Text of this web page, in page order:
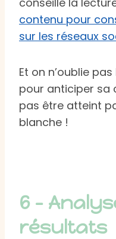
contenu pour
sur les réseaux
Et on n’oublie pas
pour anticiper sa
pas être atteint
blanche !
6 –
résultats